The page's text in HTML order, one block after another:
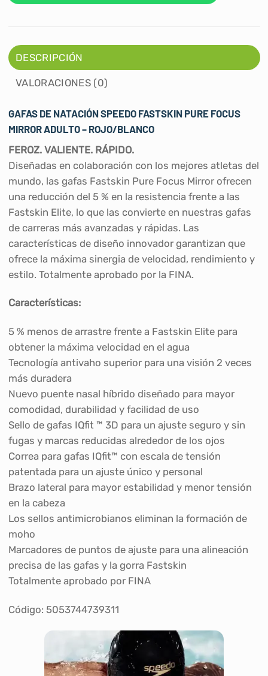
DESCRIPCIÓN
VALORACIONES (0)
GAFAS DE NATACIÓN SPEEDO FASTSKIN PURE FOCUS
MIRROR ADULTO – ROJO/BLANCO
FEROZ. VALIENTE. RÁPIDO.
Diseñadas en colaboración con los mejores atletas del
mundo, las gafas Fastskin Pure Focus Mirror ofrecen
una reducción del 5 % en la resistencia frente a las
Fastskin Elite, lo que las convierte en nuestras gafas
de carreras más avanzadas y rápidas. Las
características de diseño innovador garantizan que
ofrece la máxima sinergia de velocidad, rendimiento y
estilo. Totalmente aprobado por la FINA.
Características:
5 % menos de arrastre frente a Fastskin Elite para
obtener la máxima velocidad en el agua
Tecnología antivaho superior para una visión 2 veces
más duradera
Nuevo puente nasal híbrido diseñado para mayor
comodidad, durabilidad y facilidad de uso
Sello de gafas IQfit ™ 3D para un ajuste seguro y sin
fugas y marcas reducidas alrededor de los ojos
Correa para gafas IQfit™ con escala de tensión
patentada para un ajuste único y personal
Brazo lateral para mayor estabilidad y menor tensión
en la cabeza
Los sellos antimicrobianos eliminan la formación de
moho
Marcadores de puntos de ajuste para una alineación
precisa de las gafas y la gorra Fastskin
Totalmente aprobado por FINA
Código: 5053744739311